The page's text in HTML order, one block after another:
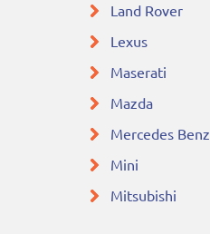
Land Rover
Lexus
Maserati
Mazda
Mercedes Benz
Mini
Mitsubishi